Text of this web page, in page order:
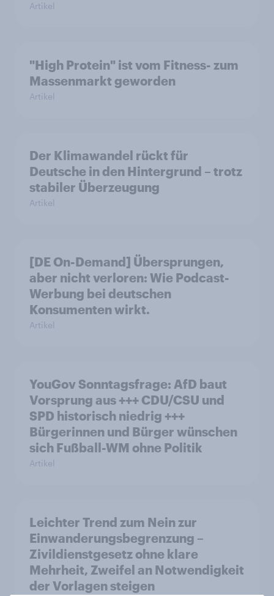
Artikel
"High Protein" ist vom Fitness- zum
Massenmarkt geworden
Artikel
Der Klimawandel rückt für
Deutsche in den Hintergrund – trotz
stabiler Überzeugung
Artikel
[DE On-Demand] Übersprungen,
aber nicht verloren: Wie Podcast-
Werbung bei deutschen
Konsumenten wirkt.
Artikel
YouGov Sonntagsfrage: AfD baut
Vorsprung aus +++ CDU/CSU und
SPD historisch niedrig +++
Bürgerinnen und Bürger wünschen
sich Fußball-WM ohne Politik
Artikel
Leichter Trend zum Nein zur
Einwanderungsbegrenzung –
Zivildienstgesetz ohne klare
Mehrheit, Zweifel an Notwendigkeit
der Vorlagen steigen